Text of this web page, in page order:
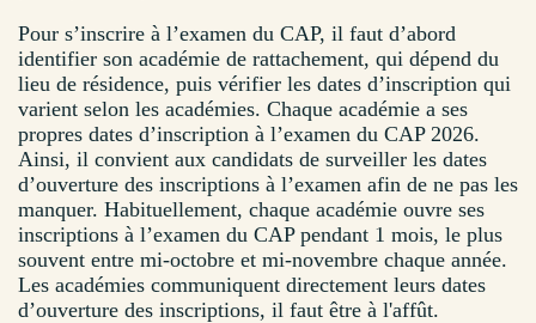
Pour s’inscrire à l’examen du CAP, il faut d’abord
identifier son académie de rattachement, qui dépend du
lieu de résidence, puis vérifier les dates d’inscription qui
varient selon les académies. Chaque académie a ses
propres dates d’inscription à l’examen du CAP 2026.
Ainsi, il convient aux candidats de surveiller les dates
d’ouverture des inscriptions à l’examen afin de ne pas les
manquer. Habituellement, chaque académie ouvre ses
inscriptions à l’examen du CAP pendant 1 mois, le plus
souvent entre mi-octobre et mi-novembre chaque année.
Les académies communiquent directement leurs dates
d’ouverture des inscriptions, il faut être à l'affût.